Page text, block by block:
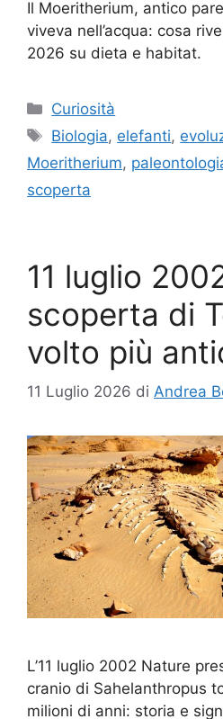
Il Moeritherium, antico
viveva nell’acqua: cosa
2026 su dieta e habitat.
Categorie
Curiosità
Tag
Biologia, elefanti,
Moeritherium,
scoperta
11 luglio
scoperta di
volto più
11 Luglio 2026 di Andrea
L’11 luglio 2002 Nature
cranio di Sahelanthropus
milioni di anni: storia e